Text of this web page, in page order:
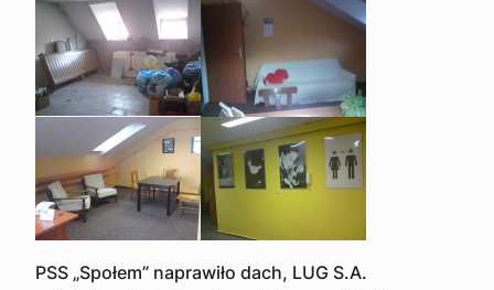
PSS „Społem” naprawiło dach, LUG S.A.